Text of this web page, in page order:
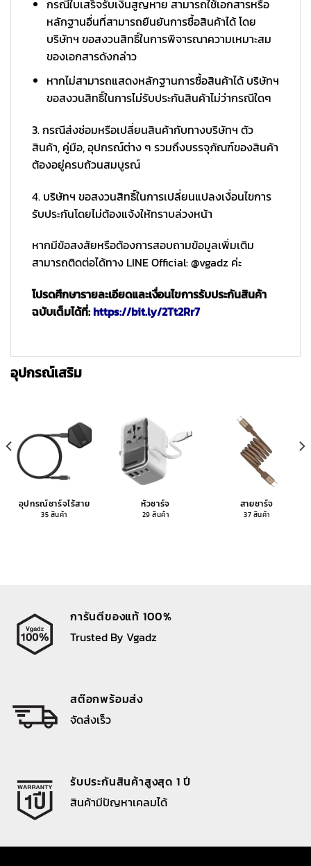
กรณีใบเสร็จรับเงินสูญหาย สามารถใช้เอกสารหรือ
หลักฐานอื่นที่สามารถยืนยันการซื้อสินค้าได้ โดย
บริษัทฯ ขอสงวนสิทธิ์ในการพิจารณาความเหมาะสม
ของเอกสารดังกล่าว
หากไม่สามารถแสดงหลักฐานการซื้อสินค้าได้ บริษัทฯ
ขอสงวนสิทธิ์ในการไม่รับประกันสินค้าไม่ว่ากรณีใดๆ
3. กรณีส่งซ่อมหรือเปลี่ยนสินค้ากับทางบริษัทฯ ตัว
สินค้า, คู่มือ, อุปกรณ์ต่าง ๆ รวมถึงบรรจุภัณฑ์ของสินค้า
ต้องอยู่ครบถ้วนสมบูรณ์
4. บริษัทฯ ขอสงวนสิทธิ์ในการเปลี่ยนแปลงเงื่อนไขการ
รับประกันโดยไม่ต้องแจ้งให้ทราบล่วงหน้า
หากมีข้อสงสัยหรือต้องการสอบถามข้อมูลเพิ่มเติม
สามารถติดต่อได้ทาง LINE Official: @vgadz ค่ะ
โปรดศึกษารายละเอียดและเงื่อนไขการรับประกันสินค้า
ฉบับเต็มได้ที่:https://bit.ly/2Tt2Rr7
อุปกรณ์เสริม
อุปกรณ์ชาร์จไร้สาย
35 สินค้า
หัวชาร์จ
29 สินค้า
สายชาร์จ
37 สินค้า
การันตีของแท้ 100%
Trusted By Vgadz
สต๊อกพร้อมส่ง
จัดส่งเร็ว
รับประกันสินค้าสูงสุด 1 ปี
สินค้ามีปัญหาเคลมได้